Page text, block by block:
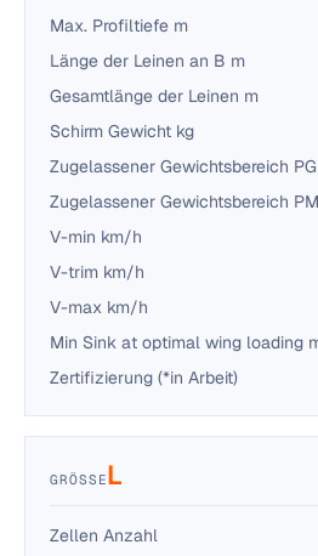
Max. Profiltiefe m
Länge der Leinen an B m
Gesamtlänge der Leinen m
Schirm Gewicht kg
Zugelassener Gewichtsbereich
Zugelassener Gewichtsbereich
V-min km/h
V-trim km/h
V-max km/h
Min Sink at optimal wing loading
Zertifizierung (*in Arbeit)
GRÖSSE L
Zellen Anzahl